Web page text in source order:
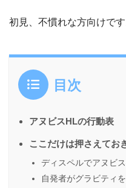
初見、不慣れな方向けです
目次
アヌビスHLの行動表
ここだけは押さえてお
ディスペルでアヌビ
自発者がグラビティ